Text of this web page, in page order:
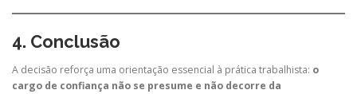
4. Conclusão
A decisão reforça uma orientação essencial à prática trabalhista: o
cargo de confiança não se presume e não decorre da